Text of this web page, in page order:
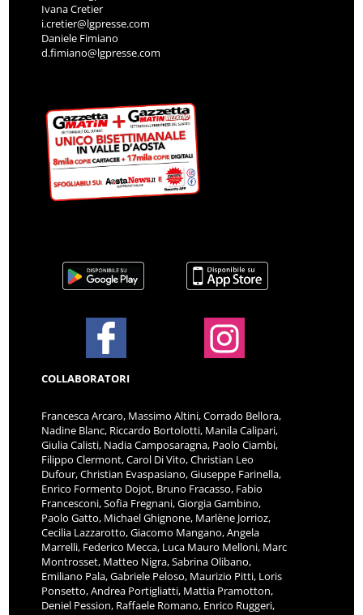
Ivana Cretier
i.cretier@lgpresse.com
Daniele Fimiano
d.fimiano@lgpresse.com
COLLABORATORI
Francesca Arcaro, Massimo Altini, Corrado Bellora,
Nadine Blanc, Riccardo Bortolotti, Manila Calipari,
Giulia Calisti, Nadia Camposaragna, Paolo Ciambi,
Filippo Clermont, Carol Di Vito, Christian Leo
Dufour, Christian Evaspasiano, Giuseppe Farinella,
Enrico Formento Dojot, Bruno Fracasso, Fabio
Francesconi, Sofia Fregnani, Giorgia Gambino,
Paolo Gatto, Michael Ghignone, Marlène Jorrioz,
Cecilia Lazzarotto, Giacomo Mangano, Angela
Marrelli, Federico Mecca, Luca Mauro Melloni, Marc
Montrosset, Matteo Nigra, Sabrina Olibano,
Emiliano Pala, Gabriele Peloso, Maurizio Pitti, Loris
Ponsetto, Andrea Portigliatti, Mattia Pramotton,
Deniel Pession, Raffaele Romano, Enrico Ruggeri,